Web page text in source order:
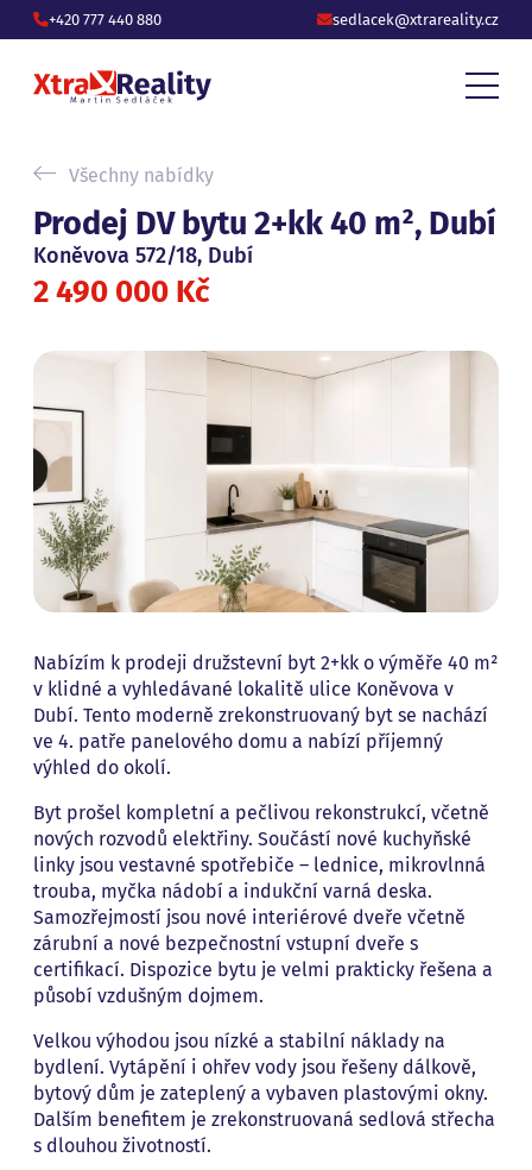
+420 777 440 880 sedlacek@xtrareality.cz
Všechny nabídky
Prodej DV bytu 2+kk 40 m², Dubí
Koněvova 572/18, Dubí
2 490 000 Kč
Nabízím k prodeji družstevní byt 2+kk o výměře 40 m²
v klidné a vyhledávané lokalitě ulice Koněvova v
Dubí. Tento moderně zrekonstruovaný byt se nachází
ve 4. patře panelového domu a nabízí příjemný
výhled do okolí.
Byt prošel kompletní a pečlivou rekonstrukcí, včetně
nových rozvodů elektřiny. Součástí nové kuchyňské
linky jsou vestavné spotřebiče – lednice, mikrovlnná
trouba, myčka nádobí a indukční varná deska.
Samozřejmostí jsou nové interiérové dveře včetně
zárubní a nové bezpečnostní vstupní dveře s
certifikací. Dispozice bytu je velmi prakticky řešena a
působí vzdušným dojmem.
Velkou výhodou jsou nízké a stabilní náklady na
bydlení. Vytápění i ohřev vody jsou řešeny dálkově,
bytový dům je zateplený a vybaven plastovými okny.
Dalším benefitem je zrekonstruovaná sedlová střecha
s dlouhou životností.